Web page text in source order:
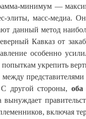
минимум —
элиты, масс-медиа.
данный метод
Кавказ от
особенно
укрепить
представителями
другой стороны, оба
вынуждает
включая